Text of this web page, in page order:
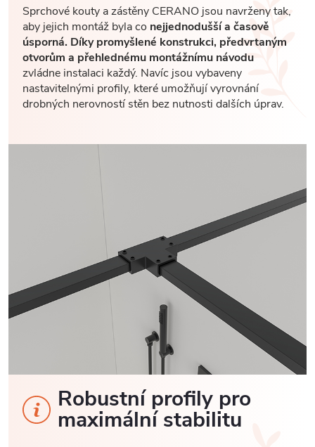
Sprchové kouty a zástěny CERANO jsou navrženy tak,
aby jejich montáž byla co nejjednodušší a časově
úsporná. Díky promyšlené konstrukci, předvrtaným
otvorům a přehlednému montážnímu návodu
zvládne instalaci každý. Navíc jsou vybaveny
nastavitelnými profily, které umožňují vyrovnání
drobných nerovností stěn bez nutnosti dalších úprav.
Robustní profily pro
maximální stabilitu